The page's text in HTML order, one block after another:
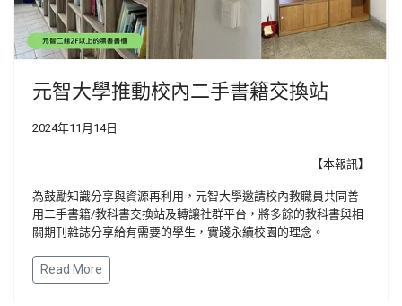
元智大學推動校內二手書籍交換站
2024年11月14日
【本報訊】
為鼓勵知識分享與資源再利用，元智大學邀請校內教職員共同善
用二手書籍/教科書交換站及轉讓社群平台，將多餘的教科書與相
關期刊雜誌分享給有需要的學生，實踐永續校園的理念。
Read More